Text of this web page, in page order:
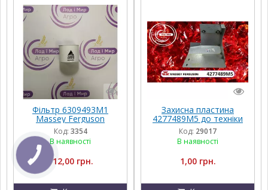
Фільтр 6309493M1
Massey Ferguson
Код: 3354
В наявності
112,00 грн.
Захисна пластина
4277489M5 до техніки
Massey Ferguson,
FENDT, Challenger, Agco
Parts
Код: 29017
В наявності
1,00 грн.